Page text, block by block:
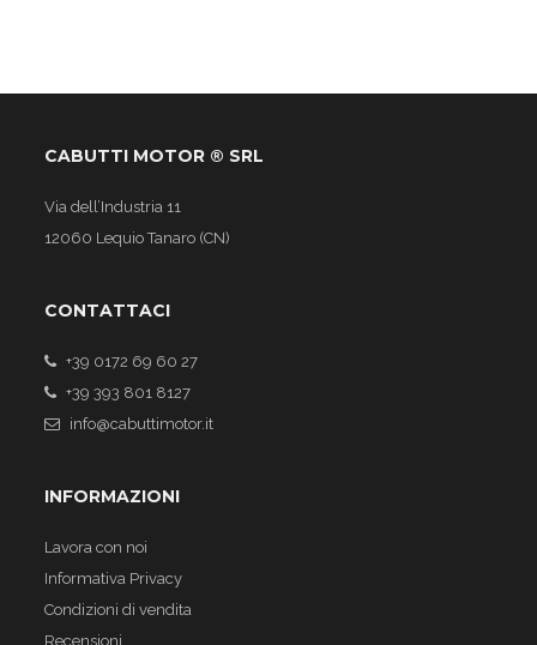
CABUTTI MOTOR ® SRL
Via dell’Industria 11
12060 Lequio Tanaro (CN)
CONTATTACI
+39 0172 69 60 27
+39 393 801 8127
info@cabuttimotor.it
INFORMAZIONI
Lavora con noi
Informativa Privacy
Condizioni di vendita
Recensioni